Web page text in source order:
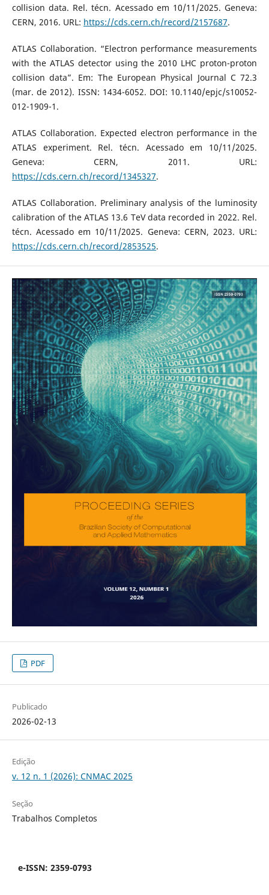
collision data. Rel. técn. Acessado em 10/11/2025. Geneva:
CERN, 2016. URL: https://cds.cern.ch/record/2157687.
ATLAS Collaboration. “Electron performance measurements
with the ATLAS detector using the 2010 LHC proton-proton
collision data”. Em: The European Physical Journal C 72.3
(mar. de 2012). ISSN: 1434-6052. DOI: 10.1140/epjc/s10052-
012-1909-1.
ATLAS Collaboration. Expected electron performance in the
ATLAS experiment. Rel. técn. Acessado em 10/11/2025.
Geneva: CERN, 2011. URL:
https://cds.cern.ch/record/1345327.
ATLAS Collaboration. Preliminary analysis of the luminosity
calibration of the ATLAS 13.6 TeV data recorded in 2022. Rel.
técn. Acessado em 10/11/2025. Geneva: CERN, 2023. URL:
https://cds.cern.ch/record/2853525.
PDF
Publicado
2026-02-13
Edição
v. 12 n. 1 (2026): CNMAC 2025
Seção
Trabalhos Completos
e-ISSN: 2359-0793